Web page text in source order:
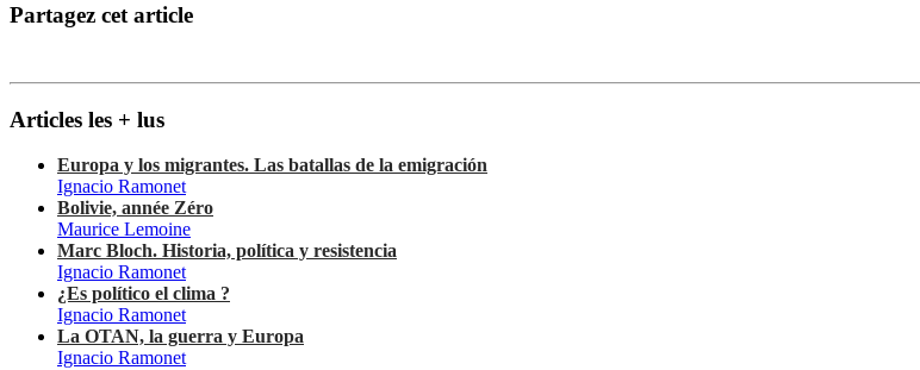
Partagez cet article
Articles les + lus
Europa y los migrantes. Las batallas de la emigración
Ignacio Ramonet
Bolivie, année Zéro
Maurice Lemoine
Marc Bloch. Historia, política y resistencia
Ignacio Ramonet
¿Es político el clima ?
Ignacio Ramonet
La OTAN, la guerra y Europa
Ignacio Ramonet